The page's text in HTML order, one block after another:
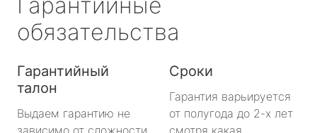
обязательства
Гарантийный
талон
Выдаем гарантию не
зависимо от сложности
Сроки
Гарантия варьируется
от полугода до 2-х лет
смотря какая